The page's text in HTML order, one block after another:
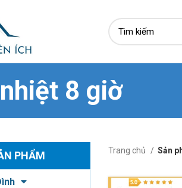
8 giờ
PHẨM Trang chủ Sản